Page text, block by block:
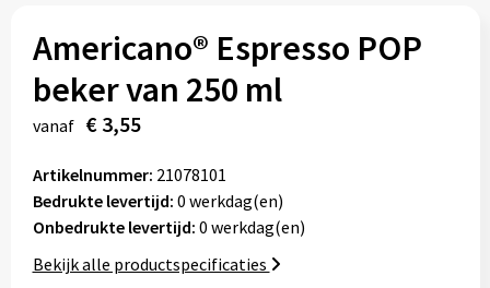
Kinderkleding
Tassen
Relatiegeschenken
Americano® Espresso POP
beker van 250 ml
vanaf € 3,55
Artikelnummer: 21078101
Bedrukte levertijd: 0 werkdag(en)
Onbedrukte levertijd: 0 werkdag(en)
Bekijk alle productspecificaties